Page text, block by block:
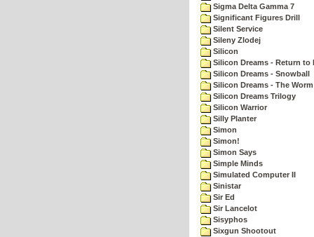
Sigma Delta Gamma 7
Significant Figures Drill
Silent Service
Sileny Zlodej
Silicon
Silicon Dreams - Return to
Silicon Dreams - Snowball
Silicon Dreams - The
Silicon Dreams Trilogy
Silicon Warrior
Silly Planter
Simon
Simon!
Simon Says
Simple Minds
Simulated Computer II
Sinistar
Sir Ed
Sir Lancelot
Sisyphos
Sixgun Shootout